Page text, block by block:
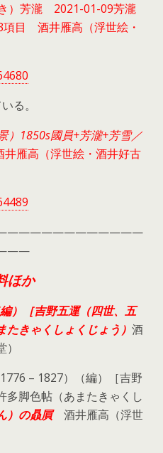
）芳瀧 2021-01-09芳瀧
項目 酒井雁高（浮世絵・
る。
）1850s國員+芳瀧+芳雪／
雁高（浮世絵・酒井好古
ほか
）［吉野五運（四世、五
きゃくしょくじょう） 酒
）
– 1827）（編）［吉野
多脚色帖（あまたきゃくし
）の贔屓酒井雁高（浮世